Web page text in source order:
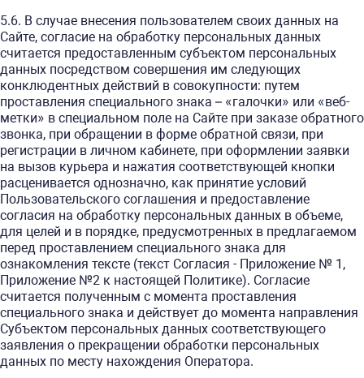
5.6. В случае внесения пользователем своих данных на
Сайте, согласие на обработку персональных данных
считается предоставленным субъектом персональных
данных посредством совершения им следующих
конклюдентных действий в совокупности: путем
проставления специального знака – «галочки» или «веб-
метки» в специальном поле на Сайте при заказе обратного
звонка, при обращении в форме обратной связи, при
регистрации в личном кабинете, при оформлении заявки
на вызов курьера и нажатия соответствующей кнопки
расценивается однозначно, как принятие условий
Пользовательского соглашения и предоставление
согласия на обработку персональных данных в объеме,
для целей и в порядке, предусмотренных в предлагаемом
перед проставлением специального знака для
ознакомления тексте (текст Согласия - Приложение № 1,
Приложение №2 к настоящей Политике). Согласие
считается полученным с момента проставления
специального знака и действует до момента направления
Субъектом персональных данных соответствующего
заявления о прекращении обработки персональных
данных по месту нахождения Оператора.